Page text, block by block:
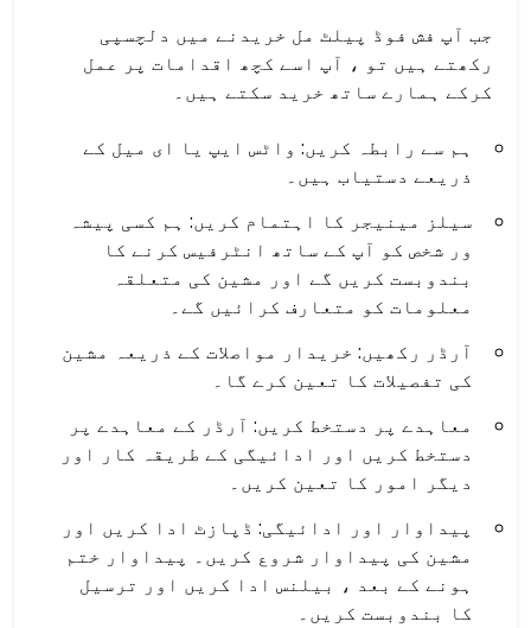
جب آپ فش فوڈ پیلٹ مل خریدنے میں دلچسپی
رکھتے ہیں تو ، آپ اسے کچھ اقدامات پر عمل
کرکے ہمارے ساتھ خرید سکتے ہیں۔
ہم سے رابطہ کریں: واٹس ایپ یا ای میل کے
ذریعے دستیاب ہیں۔
سیلز مینیجر کا اہتمام کریں: ہم کسی پیشہ
ور شخص کو آپ کے ساتھ انٹرفیس کرنے کا
بندوبست کریں گے اور مشین کی متعلقہ
معلومات کو متعارف کرائیں گے۔
آرڈر رکھیں: خریدار مواصلات کے ذریعہ مشین
کی تفصیلات کا تعین کرے گا۔
معاہدے پر دستخط کریں: آرڈر کے معاہدے پر
دستخط کریں اور ادائیگی کے طریقہ کار اور
دیگر امور کا تعین کریں۔
پیداوار اور ادائیگی: ڈپازٹ ادا کریں اور
مشین کی پیداوار شروع کریں۔ پیداوار ختم
ہونے کے بعد ، بیلنس ادا کریں اور ترسیل
کا بندوبست کریں۔